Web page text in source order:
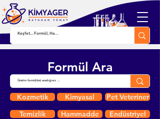
Formül Ara
Kozmetik Kimyasal
Pet Veteriner
Temizlik
Hammadde
Endüstriyel